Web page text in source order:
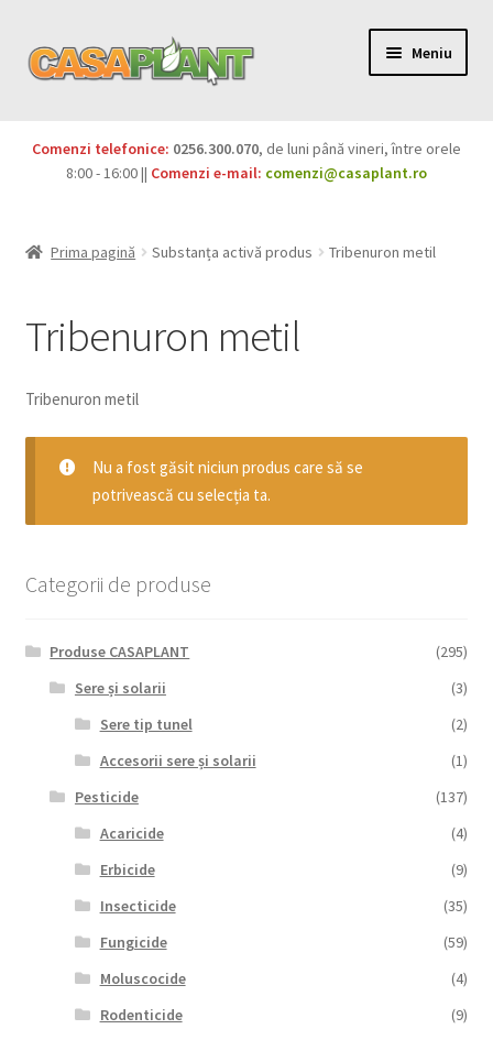
Meniu
Pesticide
Produse BIO
Igienă publică
Casa și grădina
copil
Sere și solarii
Extinde
Comenzi telefonice: 0256.300.070, de luni până vineri, între orele
8:00 - 16:00 || Comenzi e-mail: comenzi@casaplant.ro
Prima pagină Substanța activă produs Tribenuron metil
Tribenuron metil
Tribenuron metil
Nu a fost găsit niciun produs care să se
potrivească cu selecția ta.
Categorii de produse
Produse CASAPLANT
(295)
Sere și solarii
(3)
Sere tip tunel
(2)
Accesorii sere și solarii
(1)
Pesticide
(137)
Acaricide
(4)
Erbicide
(9)
Insecticide
(35)
Fungicide
(59)
Moluscocide
(4)
Rodenticide
(9)